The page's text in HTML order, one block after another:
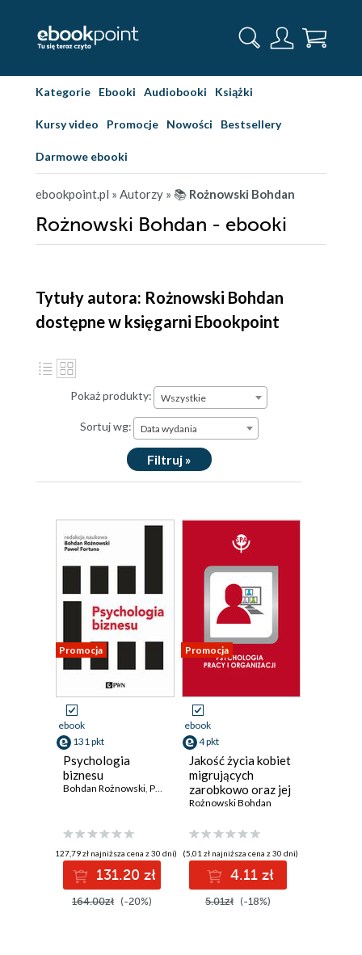
Kategorie Ebooki Audiobooki Książki
Kursy video Promocje Nowości Bestsellery
Darmowe ebooki
ebookpoint.pl » Autorzy » 📚 Rożnowski Bohdan
Rożnowski Bohdan - ebooki
Tytuły autora: Rożnowski Bohdan
dostępne w księgarni Ebookpoint
Pokaż produkty: Wszystkie
Sortuj wg: Data wydania
Filtruj »
Promocja
ebook
131 pkt
Psychologia
biznesu
Bohdan Rożnowski, Paweł Fortuna
(127,79 zł najniższa cena z 30 dni)
131.20 zł
164.00zł (-20%)
Promocja
ebook
4 pkt
Jakość życia kobiet
migrujących
zarobkowo oraz jej
wpływ na intencję
wyjazdów
Rożnowski Bohdan
(5,01 zł najniższa cena z 30 dni)
4.11 zł
5.01zł (-18%)